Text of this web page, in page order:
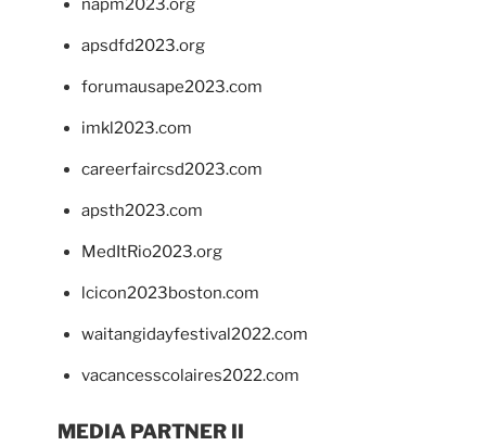
napm2023.org
apsdfd2023.org
forumausape2023.com
imkl2023.com
careerfaircsd2023.com
apsth2023.com
MedItRio2023.org
lcicon2023boston.com
waitangidayfestival2022.com
vacancesscolaires2022.com
MEDIA PARTNER II